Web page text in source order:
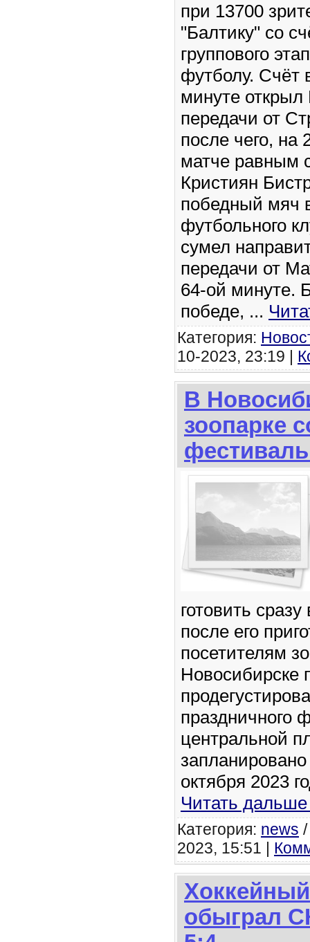
при 13700
"Балтику" со
группового
футболу. Счёт
минуте
передачи от
после чего, на
матче равным
Кристиян
победный мяч
футбольного
сумел
передачи от
64-ой минуте.
победе, ...
Категория:
10-2023, 23:19 |
В
зоопарке
готовить
после его
посетителям
Новосибирске
праздничного
центральной
октября 2023
Читать
Категория: news
2023, 15:51 |
обыграл